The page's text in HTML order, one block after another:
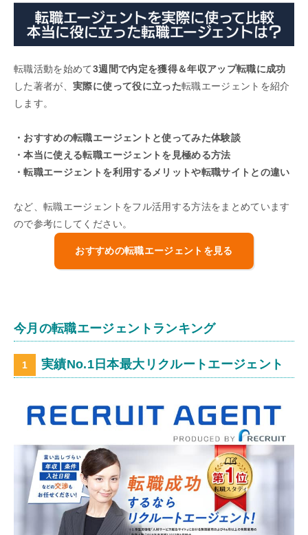
転職活動を始めて3週間で内定を獲得＆年収アップ転職に成功
した著者が、実際に使って役に立った転職エージェントを紹介
します。
・おすすめの転職エージェントと使ってみた体験談
・本当に使える転職エージェントを見極める方法
・転職エージェントを利用するメリットや転職サイトとの違い
など、転職エージェントをフル活用する方法をまとめています
ので参考にしてください。
おすすめの転職エージェントを見る
今月の転職エージェントランキング
実績No.1日本最大リクルートエージェント